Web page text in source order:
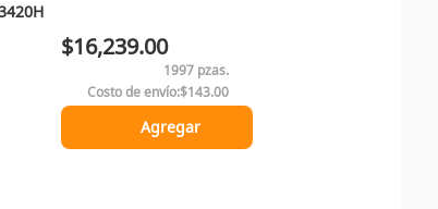
$16,239.00
Costo de envío:$143.00
1997 pzas.
Agregar